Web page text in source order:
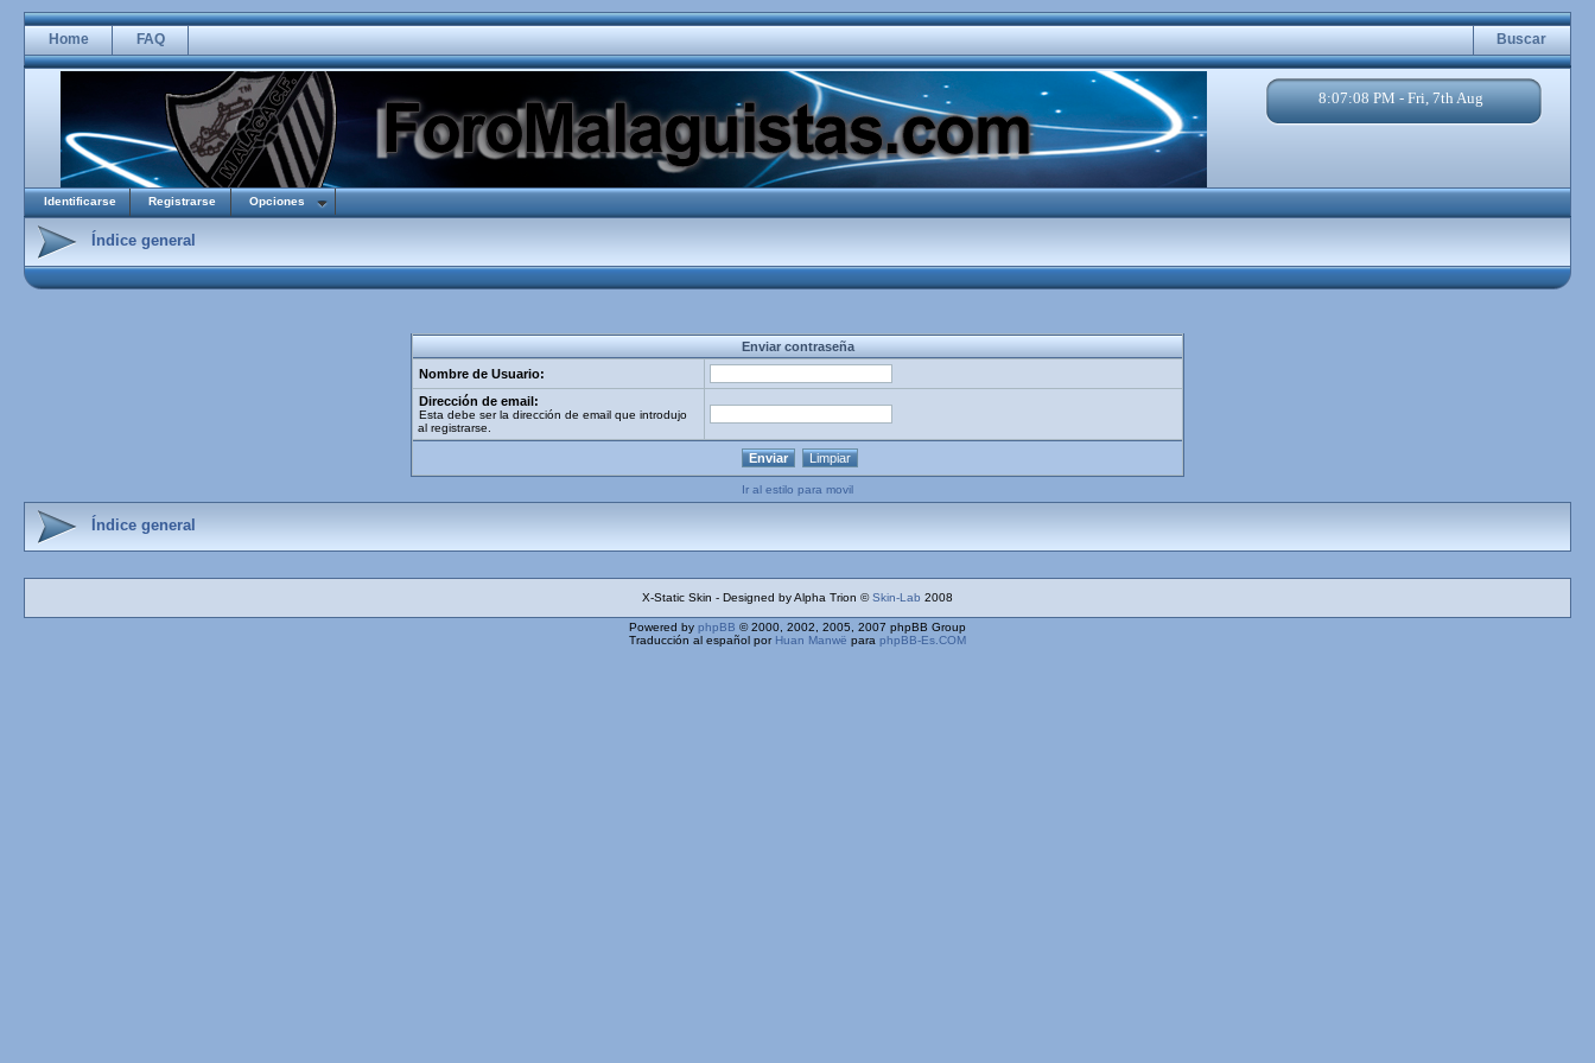
Home FAQ Buscar
8:07:08 PM - Fri, 7th Aug
Identificarse Registrarse Opciones
Índice general
Enviar contraseña
Nombre de Usuario:
Dirección de email:
Esta debe ser la dirección de email que introdujo
al registrarse.
Ir al estilo para movil
Índice general
X-Static Skin - Designed by Alpha Trion ©Skin-Lab 2008
Powered by phpBB © 2000, 2002, 2005, 2007 phpBB Group
Traducción al español por Huan Manwë para phpBB-Es.COM